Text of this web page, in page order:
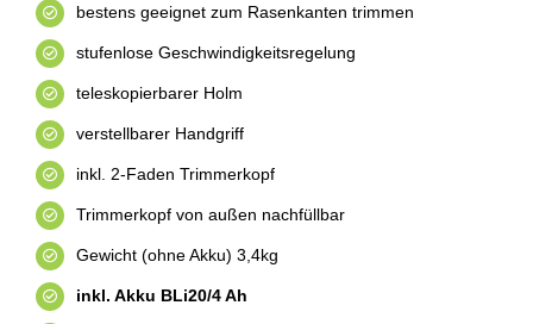
bestens geeignet zum Rasenkanten trimmen
stufenlose Geschwindigkeitsregelung
teleskopierbarer Holm
verstellbarer Handgriff
inkl. 2-Faden Trimmerkopf
Trimmerkopf von außen nachfüllbar
Gewicht (ohne Akku) 3,4kg
inkl. Akku BLi20/4 Ah